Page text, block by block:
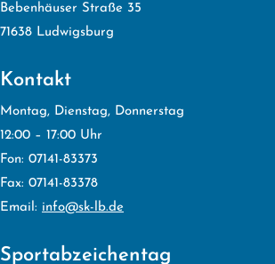
Bebenhäuser Straße 35
71638 Ludwigsburg
Kontakt
Montag, Dienstag, Donnerstag
12:00 – 17:00 Uhr
Fon: 07141-83373
Fax: 07141-83378
Email: info@sk-lb.de
Sportabzeichentag